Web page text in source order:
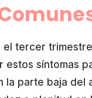
tercer
estos síntomas
la parte baja del